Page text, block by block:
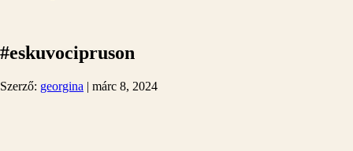
#eskuvocipruson
Szerző: georgina | márc 8, 2024